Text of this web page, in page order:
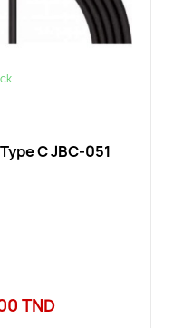
C JBC-051
TND